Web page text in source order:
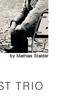
by Mathias Stalder
TRIO